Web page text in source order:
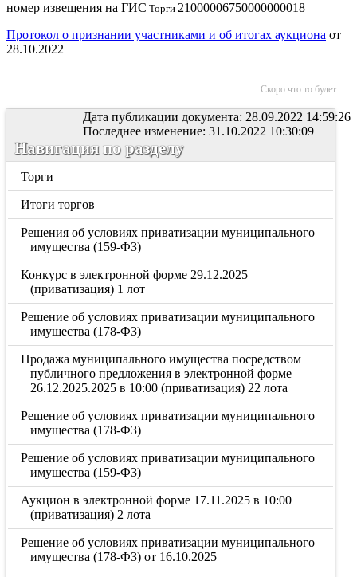
номер извещения на ГИС Торги 21000006750000000018
Протокол о признании участниками и об итогах аукциона от
28.10.2022
Скоро что то будет...
Дата публикации документа: 28.09.2022 14:59:26
Последнее изменение: 31.10.2022 10:30:09
Навигация по разделу
Торги
Итоги торгов
Решения об условиях приватизации муниципального
имущества (159-ФЗ)
Конкурс в электронной форме 29.12.2025
(приватизация) 1 лот
Решение об условиях приватизации муниципального
имущества (178-ФЗ)
Продажа муниципального имущества посредством
публичного предложения в электронной форме
26.12.2025.2025 в 10:00 (приватизация) 22 лота
Решение об условиях приватизации муниципального
имущества (178-ФЗ)
Решение об условиях приватизации муниципального
имущества (159-ФЗ)
Аукцион в электронной форме 17.11.2025 в 10:00
(приватизация) 2 лота
Решение об условиях приватизации муниципального
имущества (178-ФЗ) от 16.10.2025